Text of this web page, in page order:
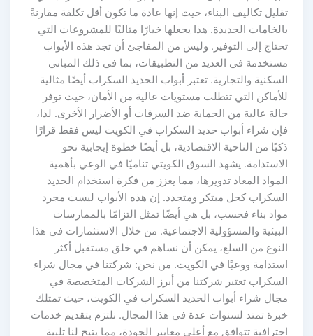
تقليل تكاليف البناء، حيث إنها عادة ما تكون أقل تكلفة مقارنةً
بالخامات الجديدة. هذا يجعلها خيارًا مثاليًا للمشروعات التي
تحتاج إلى التوفير. وليس من المفاجئ أن تجد هذه الأبواب
مستخدمة في العديد من التطبيقات، بما في ذلك المباني
السكنية والتجارية. تعتبر أبواب الحديد السكراب أيضًا مثالية
للأماكن التي تتطلب مستويات عالية من الأمان، حيث توفر
حالة عالية من الحماية ضد السرقات أو الأضرار الأخرى. لذا،
فإن شراء أبواب حديد السكراب في الكويت ليس فقط قرارًا
ذكيًا من الناحية الاقتصادية، بل أيضًا خطوة إيجابية نحو
الاستدامة. يشهد السوق الكويتي تناميًا في الوعي بأهمية
المواد المعاد تدويرها، مما يعزز من فكرة استخدام الحديد
السكراب كحل مبتكر ومتجدد. إن هذه الأبواب ليست مجرد
مواد بناء فحسب، بل هي أيضًا تمثل التزامًا بالممارسات
البيئية والمسؤولية الاجتماعية. من خلال الاستثمارات في هذا
النوع من السلع، يمكن أن نساهم في خلق مستقبل أكثر
استدامة ووعيًا في الكويت. من نحن: شركتنا في مجال شراء
السكراب تعتبر شركتنا من أبرز الشركات المتخصصة في
مجال شراء أبواب الحديد السكراب في الكويت، حيث تمتلك
خبرة تمتد لسنوات عدة في هذا المجال. نلتزم بتقديم خدمات
احترافية تتوافق مع أعلى معايير الجودة، مما يتيح لنا تلبية